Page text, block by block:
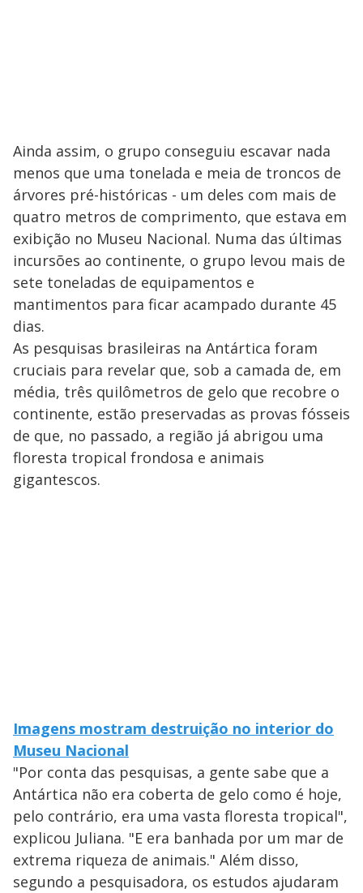
Ainda assim, o grupo conseguiu escavar nada
menos que uma tonelada e meia de troncos de
árvores pré-históricas - um deles com mais de
quatro metros de comprimento, que estava em
exibição no Museu Nacional. Numa das últimas
incursões ao continente, o grupo levou mais de
sete toneladas de equipamentos e
mantimentos para ficar acampado durante 45
dias.
As pesquisas brasileiras na Antártica foram
cruciais para revelar que, sob a camada de, em
média, três quilômetros de gelo que recobre o
continente, estão preservadas as provas fósseis
de que, no passado, a região já abrigou uma
floresta tropical frondosa e animais
gigantescos.
Imagens mostram destruição no interior do
Museu Nacional
"Por conta das pesquisas, a gente sabe que a
Antártica não era coberta de gelo como é hoje,
pelo contrário, era uma vasta floresta tropical",
explicou Juliana. "E era banhada por um mar de
extrema riqueza de animais." Além disso,
segundo a pesquisadora, os estudos ajudaram